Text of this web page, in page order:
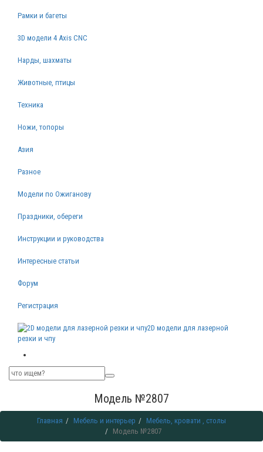
Рамки и багеты
3D модели 4 Axis CNC
Нарды, шахматы
Животные, птицы
Техника
Ножи, топоры
Азия
Разное
Модели по Ожиганову
Праздники, обереги
Инструкции и руководства
Интересные статьи
Форум
Регистрация
2D модели для лазерной
резки и чпу
Модель №2807
Главная Мебель и интерьер
Мебель, кровати , столы
Модель №2807